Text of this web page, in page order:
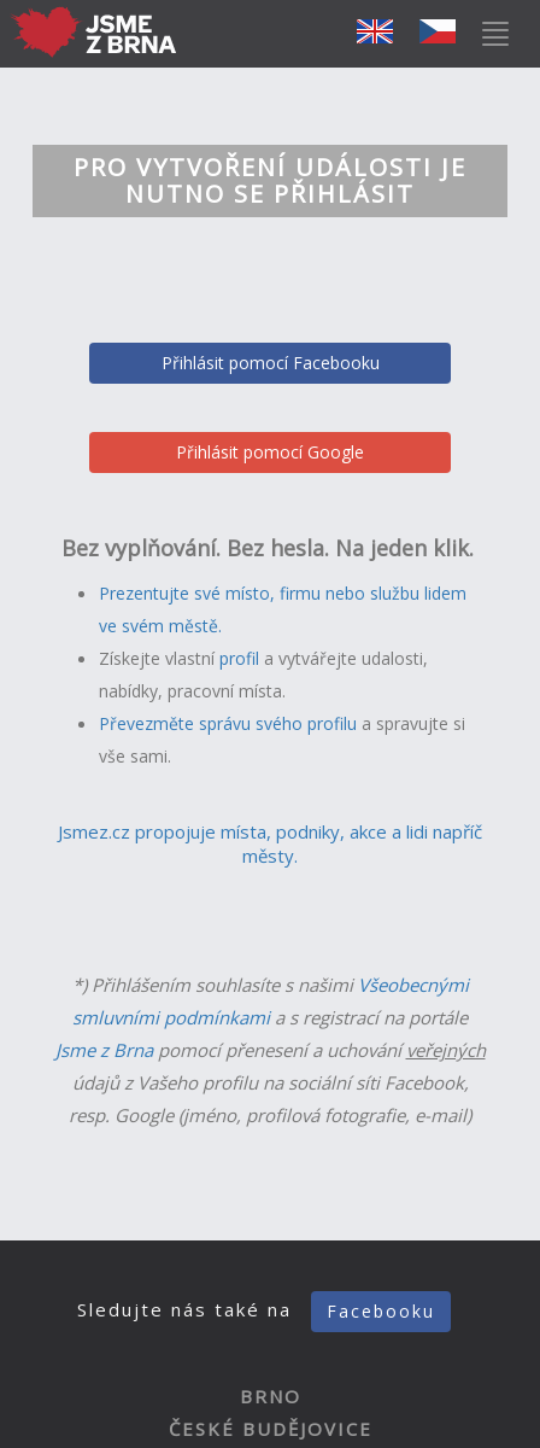
PRO VYTVOŘENÍ UDÁLOSTI JE
NUTNO SE PŘIHLÁSIT
Přihlásit pomocí Facebooku
Přihlásit pomocí Google
Bez vyplňování. Bez hesla. Na jeden klik.
Prezentujte své místo, firmu nebo službu lidem
ve svém městě.
Získejte vlastníprofil a vytvářejte udalosti,
nabídky, pracovní místa.
Převezměte správu svého profilu a spravujte si
vše sami.
Jsmez.cz propojuje místa, podniky, akce a lidi napříč
městy.
*) Přihlášením souhlasíte s našimi Všeobecnými
smluvními podmínkamia s registrací na portále
Jsme z Brnapomocí přenesení a uchováníveřejných
údajů z Vašeho profilu na sociální síti Facebook,
resp. Google (jméno, profilová fotografie, e-mail)
Sledujte nás také na Facebooku
BRNO
ČESKÉ BUDĚJOVICE